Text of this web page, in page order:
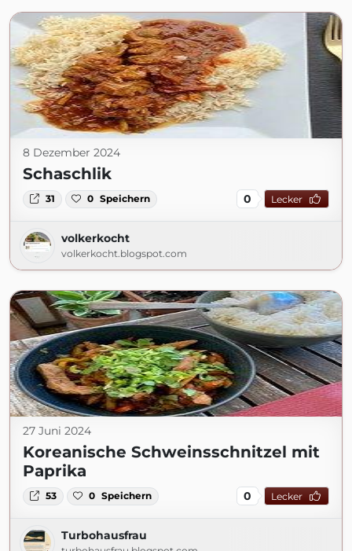
8 Dezember 2024
Schaschlik
31 0 Speichern 0 Lecker
volkerkocht
volkerkocht.blogspot.com
27 Juni 2024
Koreanische Schweinsschnitzel mit
Paprika
53 0 Speichern 0 Lecker
Turbohausfrau